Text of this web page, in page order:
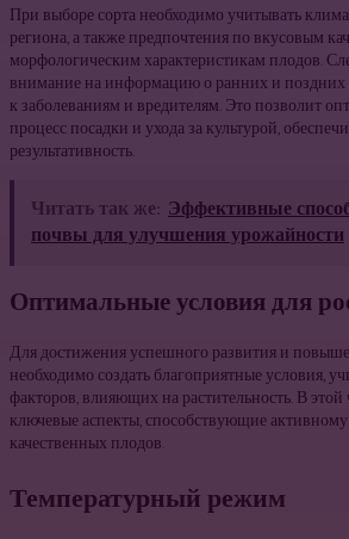
При выборе сорта необходимо учитывать
региона, а также предпочтения по вкусовым
морфологическим характеристикам плодов.
внимание на информацию о ранних и поздних
к заболеваниям и вредителям. Это позволит
процесс посадки и ухода за культурой,
результативность.
Читать так же: Эффективные
почвы для улучшения урожайности
Оптимальные условия для
Для достижения успешного развития и
необходимо создать благоприятные условия,
факторов, влияющих на растительность. В
ключевые аспекты, способствующие
качественных плодов.
Температурный режим